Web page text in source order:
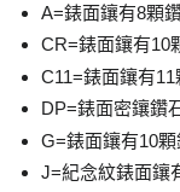
A=錶面鑲有8顆
CR=錶面鑲有10
C11=錶面鑲有11
DP=錶面密鑲鑽
G=錶面鑲有10顆
J=紀念紋錶面鑲